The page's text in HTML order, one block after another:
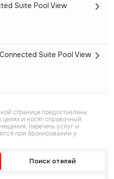
Suite Pool View
Suite Pool View
странице предоставлены
целях и носят справочный
перечень услуг и
при бронировании у
Поиск отелей